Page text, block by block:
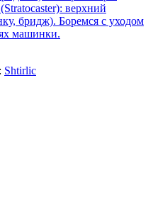
верхний
бридж). Боремся с уходом
машинки.
Shtirlic